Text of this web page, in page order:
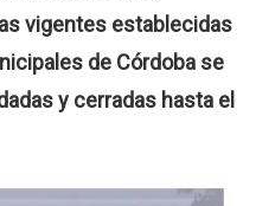
vigentes establecidas
de Córdoba se
y cerradas hasta el